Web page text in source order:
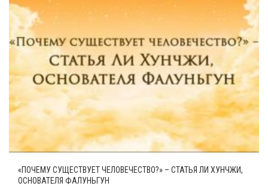
«ПОЧЕМУ СУЩЕСТВУЕТ ЧЕЛОВЕЧЕСТВО?» – СТАТЬЯ ЛИ ХУНЧЖИ,
ОСНОВАТЕЛЯ ФАЛУНЬГУН